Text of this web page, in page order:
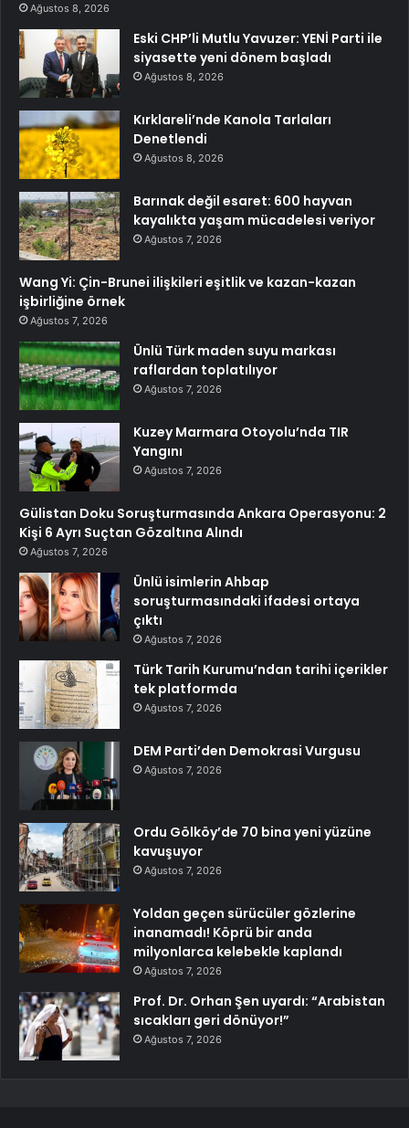
Ağustos 8, 2026
Eski CHP’li Mutlu Yavuzer: YENİ Parti ile
siyasette yeni dönem başladı
Ağustos 8, 2026
Kırklareli’nde Kanola Tarlaları
Denetlendi
Ağustos 8, 2026
Barınak değil esaret: 600 hayvan
kayalıkta yaşam mücadelesi veriyor
Ağustos 7, 2026
Wang Yi: Çin-Brunei ilişkileri eşitlik ve kazan-kazan
işbirliğine örnek
Ağustos 7, 2026
Ünlü Türk maden suyu markası
raflardan toplatılıyor
Ağustos 7, 2026
Kuzey Marmara Otoyolu’nda TIR
Yangını
Ağustos 7, 2026
Gülistan Doku Soruşturmasında Ankara Operasyonu: 2
Kişi 6 Ayrı Suçtan Gözaltına Alındı
Ağustos 7, 2026
Ünlü isimlerin Ahbap
soruşturmasındaki ifadesi ortaya
çıktı
Ağustos 7, 2026
Türk Tarih Kurumu’ndan tarihi içerikler
tek platformda
Ağustos 7, 2026
DEM Parti’den Demokrasi Vurgusu
Ağustos 7, 2026
Ordu Gölköy’de 70 bina yeni yüzüne
kavuşuyor
Ağustos 7, 2026
Yoldan geçen sürücüler gözlerine
inanamadı! Köprü bir anda
milyonlarca kelebekle kaplandı
Ağustos 7, 2026
Prof. Dr. Orhan Şen uyardı: “Arabistan
sıcakları geri dönüyor!”
Ağustos 7, 2026